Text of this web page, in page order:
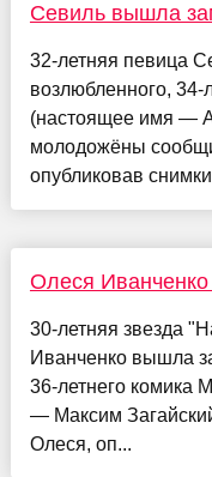
Севиль вышла
32-летняя певица
возлюбленного, 34-
(настоящее имя —
молодожёны
опубликовав
Олеся
30-летняя звезда
Иванченко вышла
36-летнего комика
— Максим
Олеся, оп...